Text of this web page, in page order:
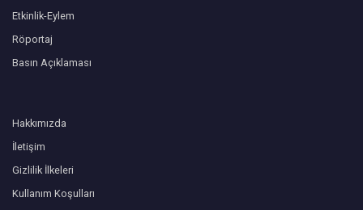
Etkinlik-Eylem
Röportaj
Basın Açıklaması
Hakkımızda
İletişim
Gizlilik İlkeleri
Kullanım Koşulları